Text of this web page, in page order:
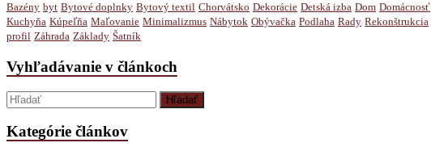
Bazény byt Bytové doplnky Bytový textil Chorvátsko Dekorácie Detská izba Dom Domácnosť
Kuchyňa Kúpeľňa Maľovanie Minimalizmus Nábytok Obývačka Podlaha Rady Rekonštrukcia
profil Záhrada Základy Šatník
Vyhľadávanie v článkoch
Kategórie článkov